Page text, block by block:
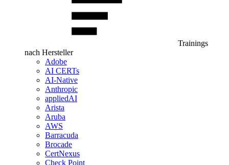
Trainings
nach Hersteller
Adobe
AI CERTs
AI-Native
Anthropic
appliedAI
Arista
Aruba
AWS
Barracuda
Brocade
CertNexus
Check Point